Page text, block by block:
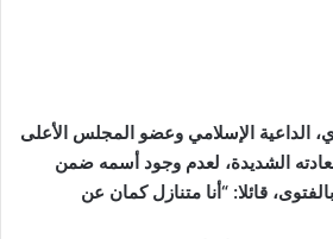
الداعية الإسلامي وعضو المجلس الأعلى
الشديدة، لعدم وجود أسمه ضمن